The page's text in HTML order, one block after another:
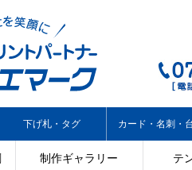
制作ギャラリー テ
下げ札・タグ カード・名刺・